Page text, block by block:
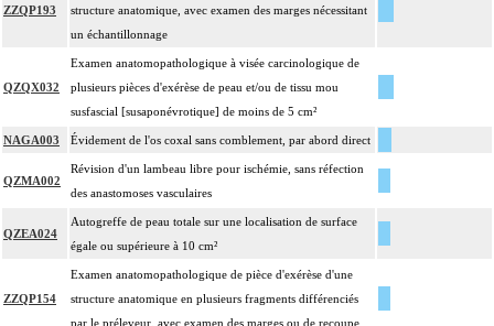
ZZQP193
structure anatomique, avec examen des marges nécessitant
un échantillonnage
QZQX032
Examen anatomopathologique à visée carcinologique de
plusieurs pièces d'exérèse de peau et/ou de tissu mou
susfascial [susaponévrotique] de moins de 5 cm²
NAGA003 Évidement de l'os coxal sans comblement, par abord direct
QZMA002
Révision d'un lambeau libre pour ischémie, sans réfection
des anastomoses vasculaires
QZEA024
Autogreffe de peau totale sur une localisation de surface
égale ou supérieure à 10 cm²
ZZQP154
Examen anatomopathologique de pièce d'exérèse d'une
structure anatomique en plusieurs fragments différenciés
par le préleveur, avec examen des marges ou de recoupe